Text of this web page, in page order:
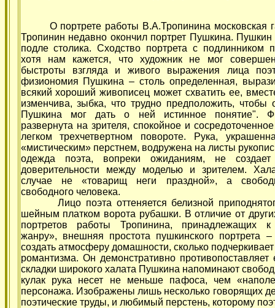
О портрете работы В.А.Тропинина московская
Тропинин недавно окончил портрет Пушкина.
подле столика. Сходство портрета сподлинником
хотя нам кажется, что художник не мог
быстроты взгляда и живого выражения лица
физиономия Пушкина – столь определенная,
всякий хороший живописец может схватить ее,
изменчива, зыбка, что трудно предположить, чтобы
Пушкина мог дать о ней истинное понятие".
развернута на зрителя, спокойное и
легком трехчетвертном повороте. Рука,
«мистическим» перстнем, водружена на листы
одежда поэта, вопреки ожиданиям, не
доверительности между моделью и зрителем.
случае не «товарищ неги праздной», а
свободного человека.
Лицо поэта оттеняется белизной
шейным платком ворота рубашки. В отличие от
портретов работы Тропинина, принадлежащих к
жанру», внешняя простота пушкинского портрета
создать атмосферу домашности, сколько
романтизма. Он демонстративно
складки широкого халата Пушкина напоминают
кулак рука несет не меньше пафоса, чем
персонажа. Изображены лишь несколько говорящих
поэтические труды, и любимый перстень, которому